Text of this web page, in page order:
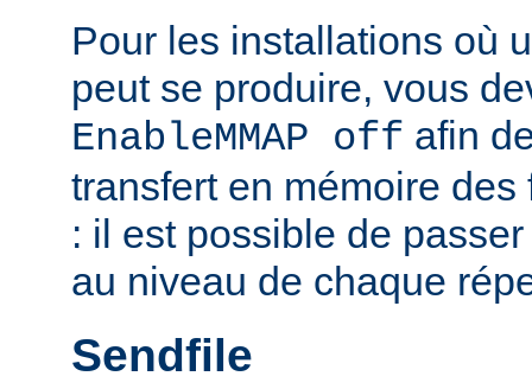
Pour les installations où
peut se produire, vous
EnableMMAP off afin
transfert en mémoire
: il est possible de
au niveau de chaque
Sendfile